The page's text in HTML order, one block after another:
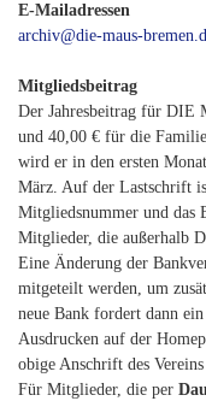
E-Mailadressen
archiv@die-maus-
Mitgliedsbeitrag
Der Jahresbeitrag für DIE
und 40,00 € für die
wird er in den ersten
März. Auf der Lastschrift
Mitgliedsnummer und das
Mitglieder, die außerhalb
Eine Änderung der
mitgeteilt werden, um
neue Bank fordert dann
Ausdrucken auf der
obige Anschrift des
Für Mitglieder, die per